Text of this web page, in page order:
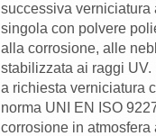
successiva verniciatura
singola con polvere
alla corrosione, alle
stabilizzata ai raggi UV.
a richiesta verniciatura
norma UNI EN ISO
corrosione in atmosfera